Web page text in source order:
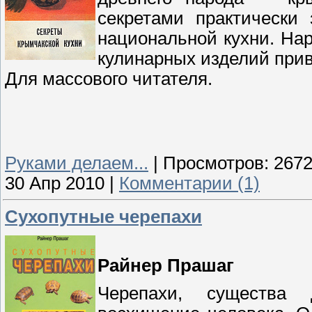
секретами
национальной кухни.
кулинарных изделий
Для массового читателя.
Руками делаем... Просмотров: 2672
30 Апр 2010
Комментарии (1)
Сухопутные черепахи
Райнер Прашаг
Черепахи, существа